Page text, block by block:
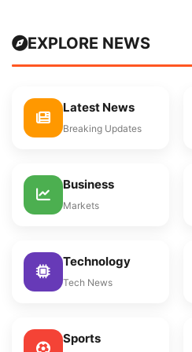
EXPLORE NEWS
Latest News
Breaking Updates
Business
Markets
Technology
Tech News
Sports